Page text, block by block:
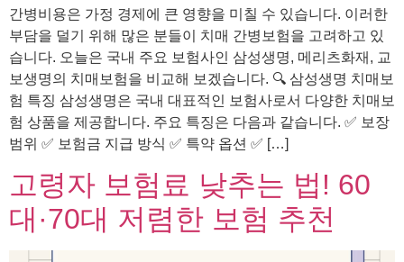
간병비용은 가정 경제에 큰 영향을 미칠 수 있습니다. 이러한
부담을 덜기 위해 많은 분들이 치매 간병보험을 고려하고 있
습니다. 오늘은 국내 주요 보험사인 삼성생명, 메리츠화재, 교
보생명의 치매보험을 비교해 보겠습니다. 🔍 삼성생명 치매보
험 특징 삼성생명은 국내 대표적인 보험사로서 다양한 치매보
험 상품을 제공합니다. 주요 특징은 다음과 같습니다. ✅ 보장
범위 ✅ 보험금 지급 방식 ✅ 특약 옵션 ✅ […]
고령자 보험료 낮추는 법! 60
대·70대 저렴한 보험 추천